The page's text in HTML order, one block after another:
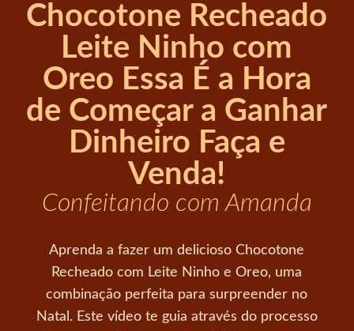
Chocotone Recheado
Leite Ninho com
Oreo Essa É a Hora
de Começar a Ganhar
Dinheiro Faça e
Venda!
Confeitando com Amanda
Aprenda a fazer um delicioso Chocotone
Recheado com Leite Ninho e Oreo, uma
combinação perfeita para surpreender no
Natal. Este vídeo te guia através do processo